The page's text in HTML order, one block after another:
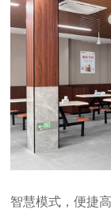
智慧模式，便捷